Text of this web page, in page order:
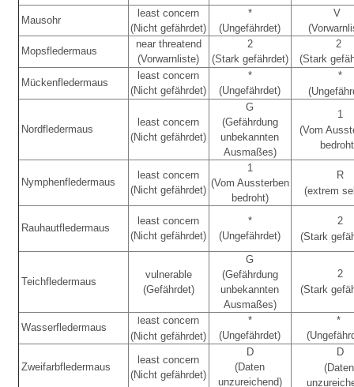
Mausohr
least concern
(Nicht gefährdet)
*
(Ungefährdet)
V
Mopsfledermaus
near threatend
(Vorwarnliste)
2
(Stark gefährdet)
2
(Stark
Mückenfledermaus
least concern
(Nicht gefährdet)
*
(Ungefährdet)
*
Nordfledermaus
least concern
(Nicht gefährdet)
G
(Gefährdung
unbekannten
Ausmaßes)
1
(Vom
Nymphenfledermaus
least concern
(Nicht gefährdet)
1
(Vom Aussterben
bedroht)
R
(extrem
Rauhautfledermaus
least concern
(Nicht gefährdet)
*
(Ungefährdet)
2
(Stark
Teichfledermaus
vulnerable
(Gefährdet)
G
(Gefährdung
unbekannten
Ausmaßes)
2
(Stark
Wasserfledermaus
least concern
(Nicht gefährdet)
*
(Ungefährdet)
*
Zweifarbfledermaus
least concern
(Nicht gefährdet)
D
(Daten
unzureichend)
D
(Daten